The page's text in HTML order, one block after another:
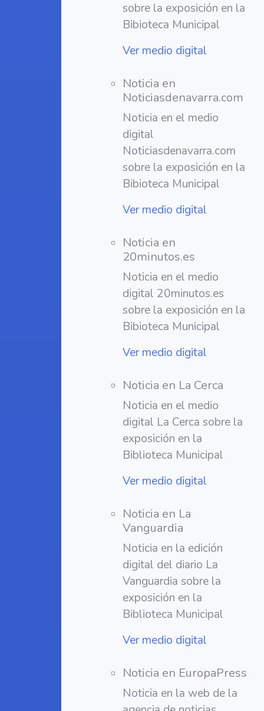
sobre la exposición en la
Bibioteca Municipal
Ver medio digital
Noticia en
Noticiasdenavarra.com
Noticia en el medio
digital
Noticiasdenavarra.com
sobre la exposición en la
Bibioteca Municipal
Ver medio digital
Noticia en
20minutos.es
Noticia en el medio
digital 20minutos.es
sobre la exposición en la
Bibioteca Municipal
Ver medio digital
Noticia en La Cerca
Noticia en el medio
digital La Cerca sobre la
exposición en la
Biblioteca Municipal
Ver medio digital
Noticia en La
Vanguardia
Noticia en la edición
digital del diario La
Vanguardia sobre la
exposición en la
Biblioteca Municipal
Ver medio digital
Noticia en EuropaPress
Noticia en la web de la